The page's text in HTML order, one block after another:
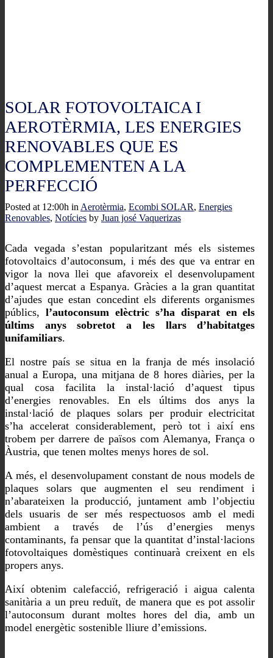
SOLAR FOTOVOLTAICA I
AEROTÈRMIA, LES ENERGIES
RENOVABLES QUE ES
COMPLEMENTEN A LA
PERFECCIÓ
Posted at 12:00h in Aerotèrmia, Ecombi SOLAR, Energies
Renovables, Notícies by Juan josé Vaquerizas
Cada vegada s’estan popularitzant més els sistemes
fotovoltaics d’autoconsum, i més des que va entrar en
vigor la nova llei que afavoreix el desenvolupament
d’aquest mercat a Espanya. Gràcies a la gran quantitat
d’ajudes que estan concedint els diferents organismes
públics, l’autoconsum elèctric s’ha disparat en els
últims anys sobretot a les llars d’habitatges
unifamiliars.
El nostre país se situa en la franja de més insolació
anual a Europa, una mitjana de 8 hores diàries, per la
qual cosa facilita la instal·lació d’aquest tipus
d’energies renovables. En els últims dos anys la
instal·lació de plaques solars per produir electricitat
s’ha accelerat considerablement, però tot i així ens
trobem per darrere de països com Alemanya, França o
Àustria, que tenen moltes menys hores de sol.
A més, el desenvolupament constant de nous models de
plaques solars que augmenten el seu rendiment i
n’abarateixen la producció, juntament amb l’objectiu
dels usuaris de ser més respectuosos amb el medi
ambient a través de l’ús d’energies menys
contaminants, fa pensar que la quantitat d’instal·lacions
fotovoltaiques domèstiques continuarà creixent en els
propers anys.
Així obtenim calefacció, refrigeració i aigua calenta
sanitària a un preu reduït, de manera que es pot assolir
l’autoconsum durant moltes hores del dia, amb un
model energètic sostenible lliure d’emissions.